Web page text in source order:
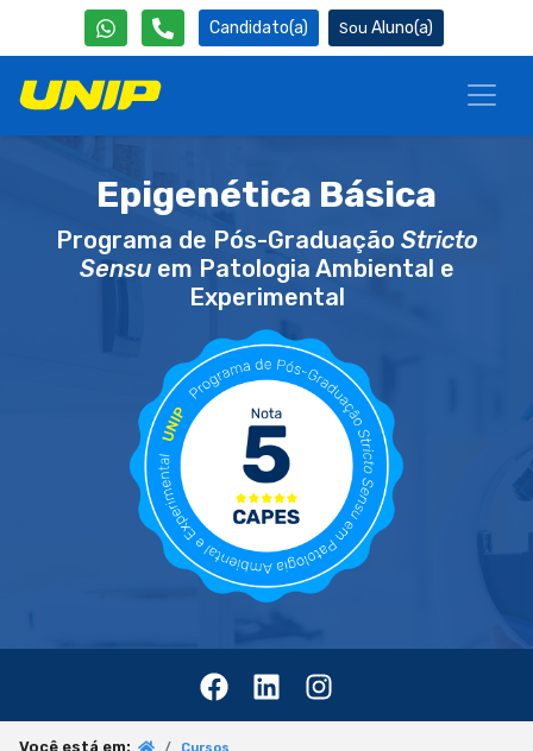
Candidato(a) Aluno(a)
Epigenética Básica
Programa de Pós-Graduação Stricto
Sensuem Patologia Ambiental e
Experimental
Você está em: